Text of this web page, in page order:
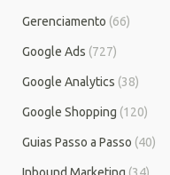
Gerenciamento (66)
Google Ads (727)
Google Analytics (38)
Google Shopping (120)
Guias Passo a Passo (40)